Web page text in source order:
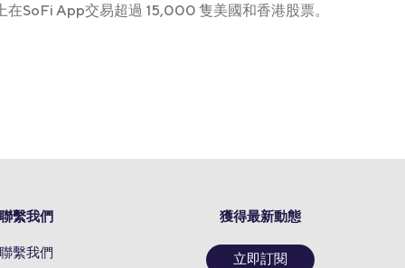
SoFi App交易超過 15,000 隻美國和香港股票。
聯繫我們
聯繫我們
獲得最新動態
立即訂閱